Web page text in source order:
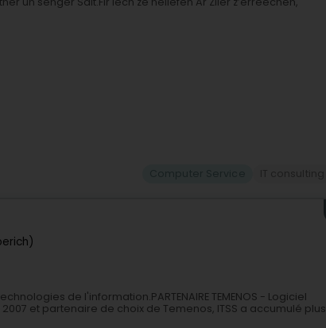
de l'information.PARTENAIRE TEMENOS - Logiciel
et partenaire de choix de Temenos, ITSS a accumulé plus